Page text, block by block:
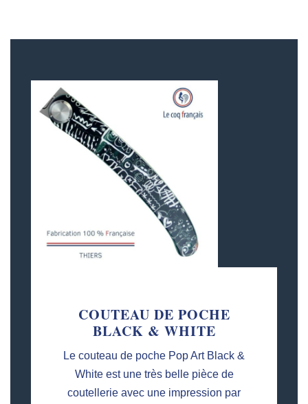
COUTEAU DE POCHE
BLACK & WHITE
Le couteau de poche Pop Art Black &
White est une très belle pièce de
coutellerie avec une impression par